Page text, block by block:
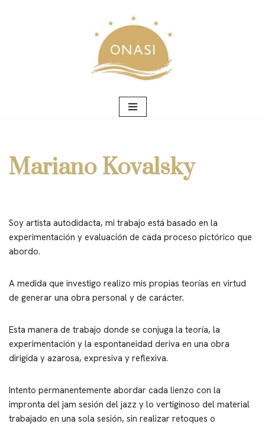
Mariano Kovalsky
Soy artista autodidacta, mi trabajo está basado en la
experimentación y evaluación de cada proceso pictórico que
abordo.
A medida que investigo realizo mis propias teorías en virtud
de generar una obra personal y de carácter.
Esta manera de trabajo donde se conjuga la teoría, la
experimentación y la espontaneidad deriva en una obra
dirigida y azarosa, expresiva y reflexiva.
Intento permanentemente abordar cada lienzo con la
impronta del jam sesión del jazz y lo vertiginoso del material
trabajado en una sola sesión, sin realizar retoques o